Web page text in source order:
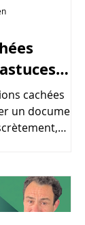
cachées
un document,